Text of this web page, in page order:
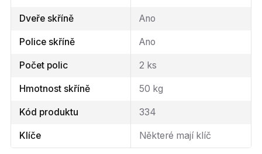
Dveře skříně Ano
Police skříně Ano
Počet polic 2 ks
Hmotnost skříně 50 kg
Kód produktu 334
Klíče Některé mají klíč